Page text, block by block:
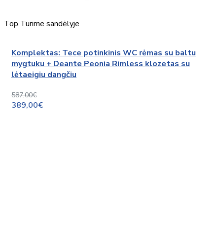
Top Turime sandėlyje
Komplektas: Tece potinkinis WC rėmas su baltu
mygtuku + Deante Peonia Rimless klozetas su
lėtaeigiu dangčiu
587,00€
389,00€